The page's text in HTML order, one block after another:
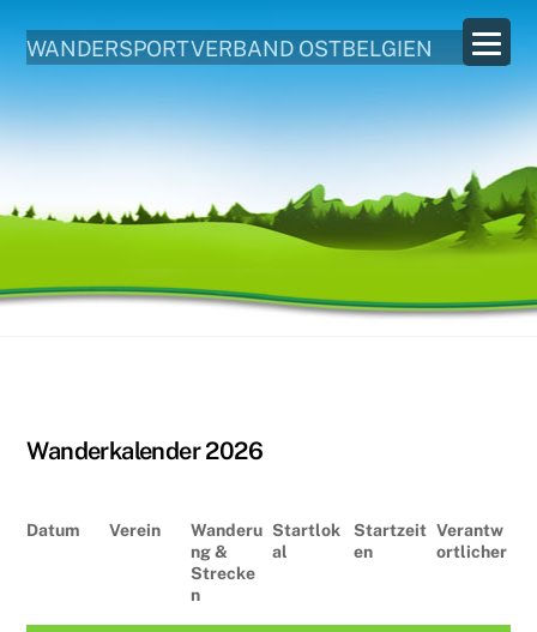
WANDERSPORTVERBAND OSTBELGIEN
Wanderkalender 2026
Datum Verein
Wanderu
ng &
Strecke
n
Startlok
al
Startzeit
en
Verantw
ortlicher